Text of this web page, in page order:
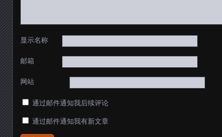
显示名称
邮箱
网站
通过邮件通知我后续评论
通过邮件通知我有新文章